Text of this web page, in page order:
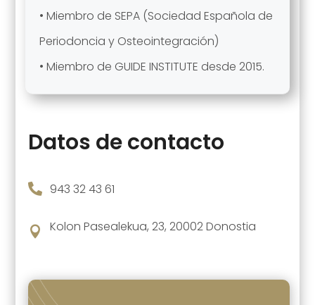
• Miembro de SEPA (Sociedad Española de
Periodoncia y Osteointegración)
• Miembro de GUIDE INSTITUTE desde 2015.
Datos de contacto
 943 32 43 61
 Kolon Pasealekua, 23, 20002 Donostia